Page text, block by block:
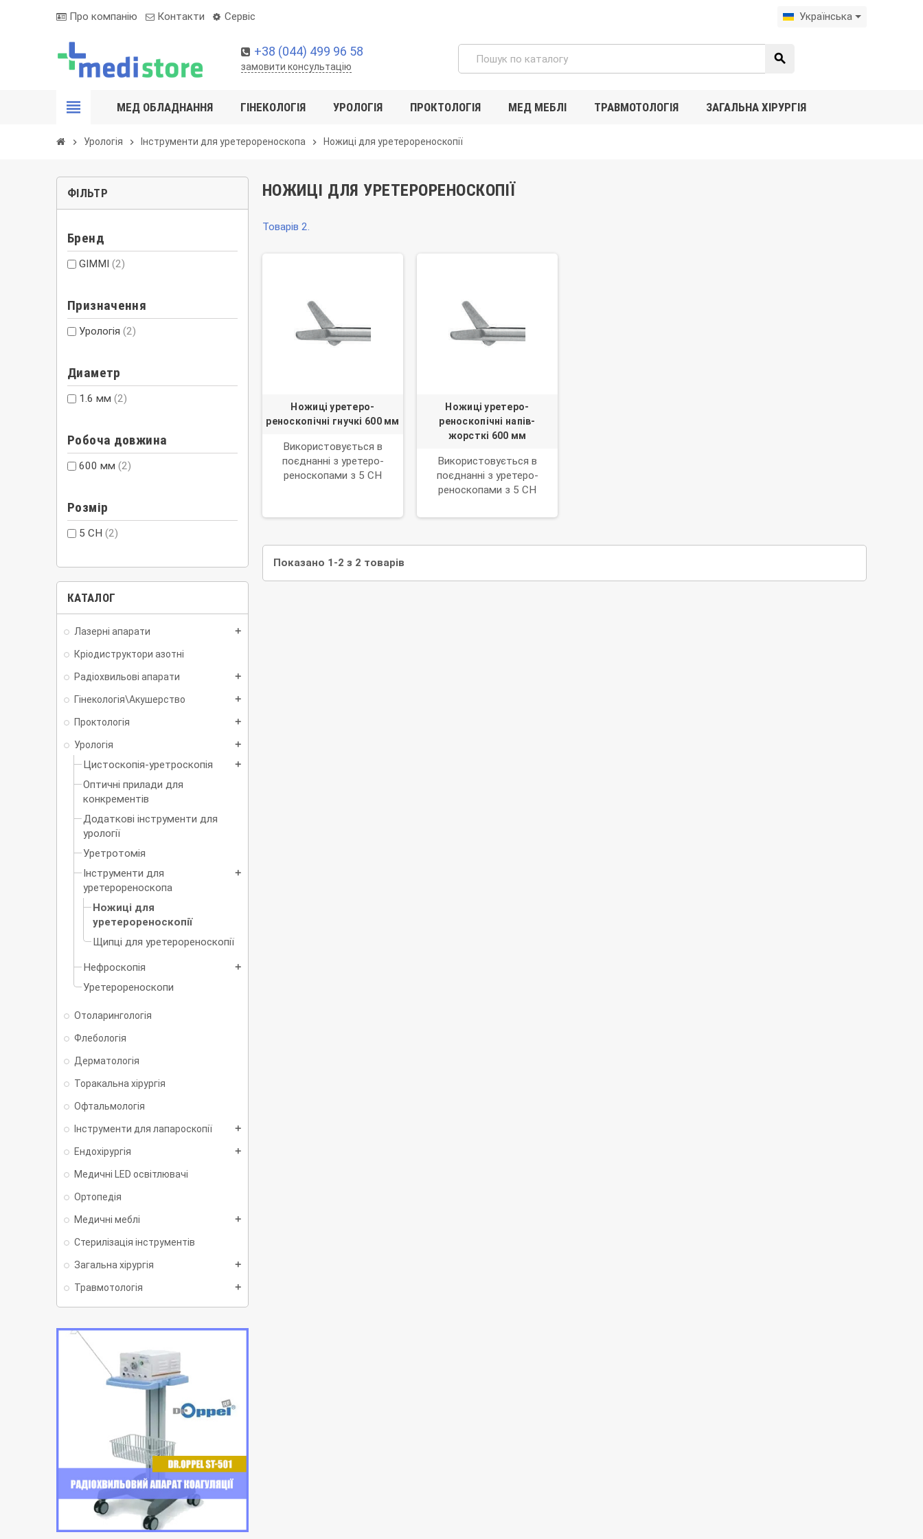
Про компанію Контакти Сервіс Українська
+38 (044) 499 96 58
замовити консультацію
search
view_headline МЕД ОБЛАДНАННЯ ГІНЕКОЛОГІЯ УРОЛОГІЯ ПРОКТОЛОГІЯ МЕД МЕБЛІ ТРАВМОТОЛОГІЯ ЗАГАЛЬНА ХІРУРГІЯ
chevron_right Урологія chevron_right Інструменти для уретерореноскопа chevron_right Ножиці для уретерореноскопії
ФІЛЬТР
Бренд
GIMMI (2)
Призначення
Урологія (2)
Диаметр
1.6 мм (2)
Робоча довжина
600 мм (2)
Розмір
5 CH (2)
КАТАЛОГ
Лазерні апарати add
Кріодиструктори азотні
Радіохвильові апарати add
Гінекологія\Акушерство add
Проктологія add
Урологія add
Цистоскопія-уретроскопія add
Оптичні прилади для
конкрементів
Додаткові інструменти для
урології
Уретротомія
Інструменти для
уретерореноскопа
add
Ножиці для
уретерореноскопії
Щипці для уретерореноскопії
Нефроскопія add
Уретерореноскопи
Отоларингологія
Флебологія
Дерматологія
Торакальна хірургія
Офтальмологія
Інструменти для лапароскопії add
Ендохірургія add
Медичні LED освітлювачі
Ортопедія
Медичні меблі add
Стерилізація інструментів
Загальна хірургія add
Травмотологія add
НОЖИЦІ ДЛЯ УРЕТЕРОРЕНОСКОПІЇ
Товарів 2.
Ножиці уретеро-
реноскопічні гнучкі 600 мм
Використовується в
поєднанні з уретеро-
реноскопами з 5 CH
Ножиці уретеро-
реноскопічні напів-
жорсткі 600 мм
Використовується в
поєднанні з уретеро-
реноскопами з 5 CH
Показано 1-2 з 2 товарів